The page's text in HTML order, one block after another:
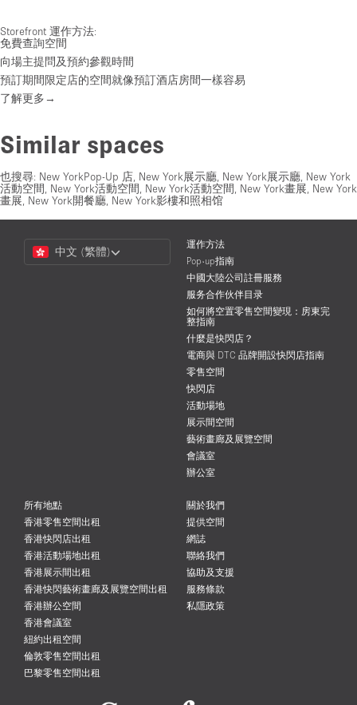
Storefront 運作方法:
免費查詢空間
向場主提問及預約參觀時間
預訂期間限定店的空間就像預訂酒店房間一樣容易
了解更多→
Similar spaces
也搜尋: New YorkPop-Up 店 New York展示廳 New York展示廳 New York
活動空間
New York活動空間 New York活動空間 New York畫展 New York
畫展 New York開餐廳 New York影樓和照相馆
Choose
Language
中文 (繁體)
運作方法
Pop-up指南
中國大陸公司註冊服務
服务合作伙伴目录
如何將空置零售空間變現：房東完
整指南
什麼是快閃店？
電商與 DTC 品牌開設快閃店指南
零售空間
快閃店
活動場地
展示間空間
藝術畫廊及展覽空間
會議室
辦公室
所有地點
香港零售空間出租
香港快閃店出租
香港活動場地出租
香港展示間出租
香港快閃藝術畫廊及展覽空間出租
香港辦公空間
香港會議室
紐約出租空間
倫敦零售空間出租
巴黎零售空間出租
關於我們
提供空間
網誌
聯絡我們
協助及支援
服務條款
私隱政策